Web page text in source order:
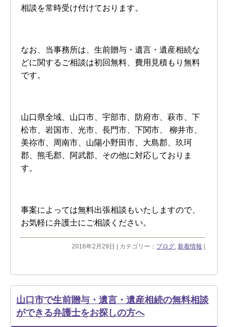
相談を常時受け付けております。
なお、当事務所は、生前贈与・遺言・遺産相続な
どに関するご相談は初回無料、費用見積もり無料
です。
山口県全域、山口市、宇部市、防府市、萩市、下
松市、岩国市、光市、長門市、下関市、 柳井市、
美祢市、周南市、山陽小野田市、大島郡、玖珂
郡、熊毛郡、阿武郡、その他に対応しておりま
す。
事案によっては無料出張相談もいたしますので、
お気軽に弁護士にご相談ください。
2016年2月29日 | カテゴリー： ブログ, 新着情報
山口市で生前贈与・遺言・遺産相続の無料相談
ができる弁護士をお探しの方へ